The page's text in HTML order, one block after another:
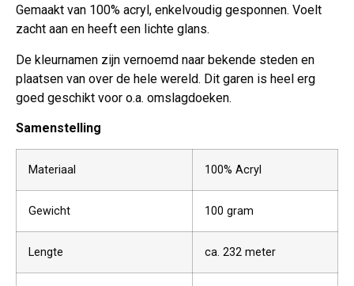
Gemaakt van 100% acryl, enkelvoudig gesponnen. Voelt
zacht aan en heeft een lichte glans.
De kleurnamen zijn vernoemd naar bekende steden en
plaatsen van over de hele wereld. Dit garen is heel erg
goed geschikt voor o.a. omslagdoeken.
Samenstelling
Materiaal 100% Acryl
Gewicht 100 gram
Lengte ca. 232 meter